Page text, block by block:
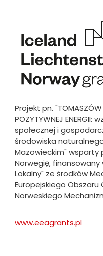
Projekt pn. "TOMASZÓW
POZYTYWNEJ
społecznej i
środowiska
Mazowieckim" wsparty
Norwegię, finansowany
Lokalny" ze środków
Europejskiego
Norweskiego
www.eeagrants.pl